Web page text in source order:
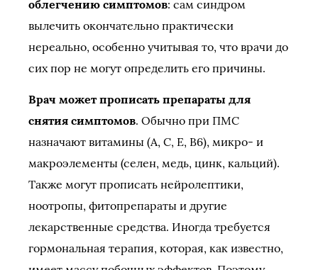
облегчению симптомов: сам синдром
вылечить окончательно практически
нереально, особенно учитывая то, что врачи до
сих пор не могут определить его причины.
Врач может прописать препараты для
снятия симптомов. Обычно при ПМС
назначают витамины (А, С, Е, В6), микро- и
макроэлементы (селен, медь, цинк, кальций).
Также могут прописать нейролептики,
ноотропы, фитопрепараты и другие
лекарственные средства. Иногда требуется
гормональная терапия, которая, как известно,